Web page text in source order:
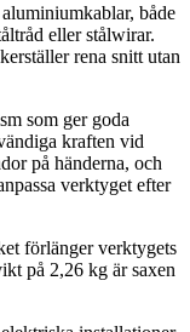
både
eller stålwirar.
rena snitt utan
som ger goda
kraften vid
på händerna, och
verktyget efter
förlänger verktygets
på 2,26 kg är saxen